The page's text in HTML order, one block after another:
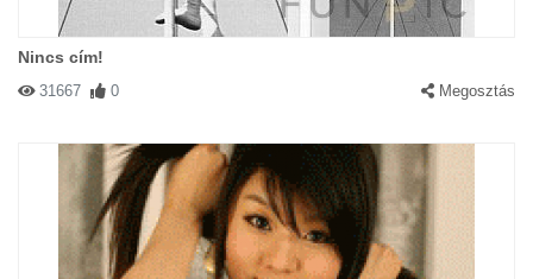
Nincs cím!
31667 0 Megosztás